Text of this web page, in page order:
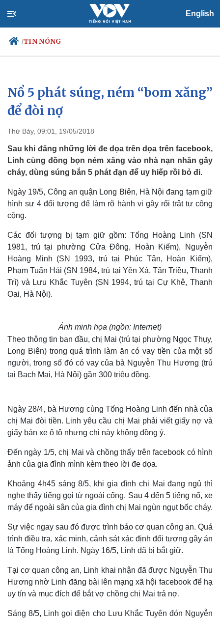
English
/TIN NÓNG
Chính trị
Đảng
Tổ chức nhân sự
Nhận diện sự thật
Xã hội
Việc làm
Biển đảo
Nổ 5 phát súng, ném “bom xăng”
để đòi nợ ​
Thứ Bảy, 09:01, 19/05/2018
Sau khi đăng những lời đe dọa trên dọa trên facebook,
Linh cùng đồng bọn ném xăng vào nhà nạn nhân gây
cháy, dùng súng bắn 5 phát đạn để uy hiếp rồi bỏ đi.
Ngày 19/5, Công an quận Long Biên, Hà Nội đang tạm giữ
hình sự 4 đối tượng để làm rõ hành vi gây rối trật tự công
cộng.
Các đối tượng bị tạm giữ gồm: Tống Hoàng Linh (SN
1981, trú tại phường Cửa Đông, Hoàn Kiếm), Nguyễn
Hoàng Minh (SN 1993, trú tại Phúc Tân, Hoàn Kiếm),
Phạm Tuấn Hải (SN 1984, trú tại Yên Xá, Tân Triều, Thanh
Trì) và Lưu Khắc Tuyên (SN 1994, trú tại Cự Khê, Thanh
Oai, Hà Nội).
Ảnh minh họa (ngồn: Internet)
Theo thông tin ban đầu, chị Mai (trú tại phường Ngọc Thụy,
Long Biên) trong quá trình làm ăn có vay tiền của một số
người, trong số đó có vay của bà Nguyễn Thu Hương (trú
tại Bạch Mai, Hà Nội) gần 300 triệu đồng.
Ngày 28/4, bà Hương cùng Tống Hoàng Linh đến nhà của
chị Mai đòi tiền. Linh yêu cầu chị Mai phải viết giấy nợ và
giấy bán xe ô tô nhưng chị này không đồng ý.
Đến ngày 1/5, chị Mai và chồng thấy trên facebook có hình
ảnh của gia đình mình kèm theo lời đe dọa.
Khoảng 4h45 sáng 8/5, khi gia đình chị Mai đang ngủ thì
nghe thấy tiếng gọi từ ngoài cổng. Sau 4 đến 5 tiếng nổ, xe
máy để ngoài sân của gia đình chị Mai ngùn ngụt bốc cháy.
Sự việc ngay sau đó được trình báo cơ quan công an. Quá
trình điều tra, xác minh, cảnh sát xác định đối tượng gây án
là Tống Hoàng Linh. Ngày 16/5, Linh đã bị bắt giữ.
Tại cơ quan công an, Linh khai nhận đã được Nguyễn Thu
Hương nhờ Linh đăng bài lên mạng xã hội facebook để hạ
uy tín và mục đích để bắt vợ chồng chị Mai trả nợ.
Sáng 8/5, Linh gọi điện cho Lưu Khắc Tuyên đón Nguyễn